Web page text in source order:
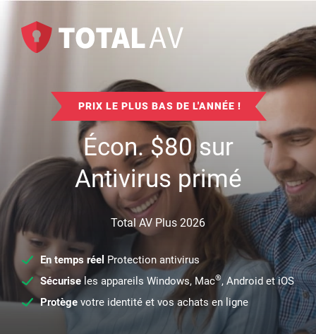
PRIX LE PLUS BAS DE L'ANNÉE !
Écon.$80sur
Antivirus primé
Total AV Plus 2026
En temps réel Protection antivirus
Sécuriseles appareils Windows, Mac®, Android et iOS
Protège votre identité et vos achats en ligne